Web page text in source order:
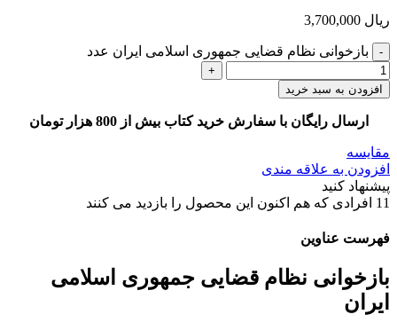
ریال
بازخوانی نظام قضایی جمهوری اسلامی ایران عدد
افزودن به سبد خرید
ارسال رایگان با سفارش خرید کتاب بیش از 800 هزار تومان
مقایسه
افزودن به علاقه مندی
پیشنهاد کنید
11 افرادی که هم اکنون این محصول را بازدید می کنند
فهرست عناوین
بازخوانی نظام قضایی جمهوری اسلامی
ایران